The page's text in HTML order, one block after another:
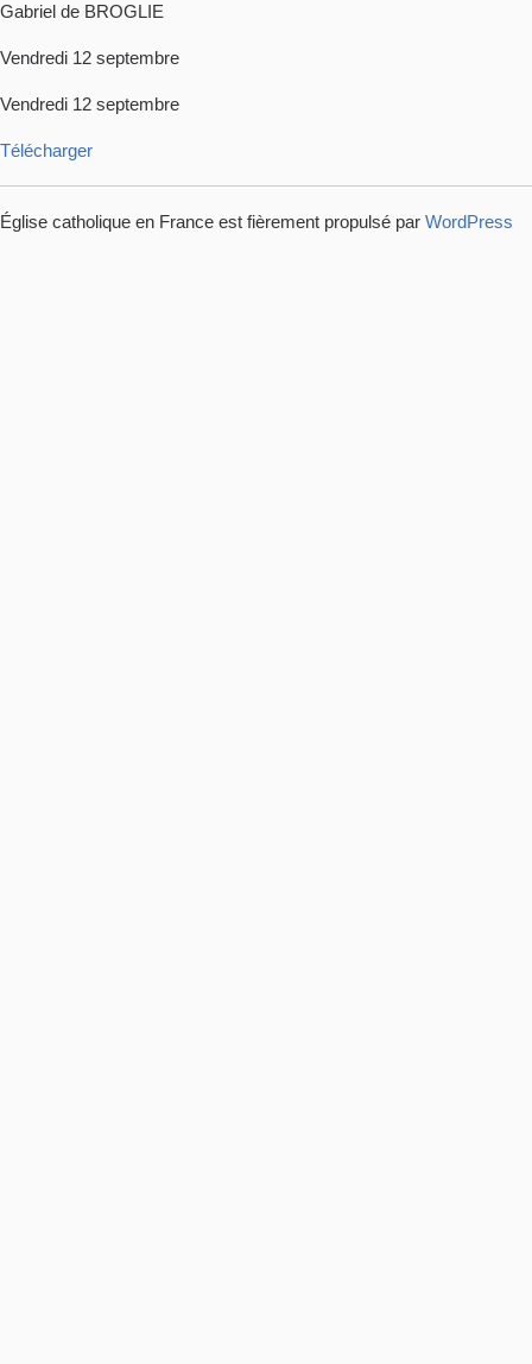
Gabriel de BROGLIE
Vendredi 12 septembre
Vendredi 12 septembre
Télécharger
Église catholique en France est fièrement propulsé par WordPress